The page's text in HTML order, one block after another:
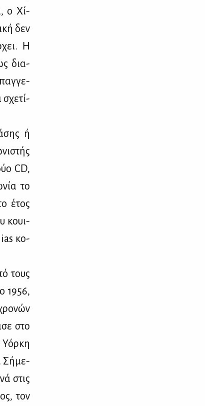
ο Χί­
δεν
Η
δια­
σχε­τί­
ή
CD,
το
έτος
κουι­
κο­
τους
1956,
στο
Υόρ­κη
Σή­με­
στις
τον